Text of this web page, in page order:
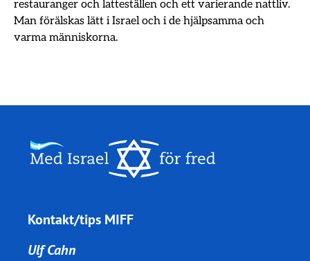
restauranger och latteställen och ett varierande nattliv.
Man förälskas lätt i Israel och i de hjälpsamma och
varma människorna.
Kontakt/tips MIFF
Ulf Cahn